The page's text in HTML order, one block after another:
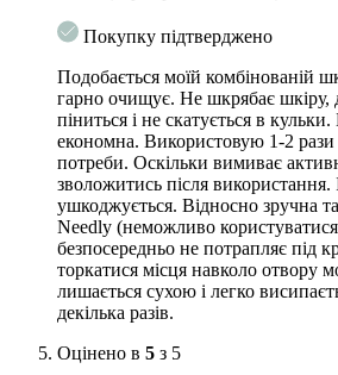
Покупку підтверджено
Подобається моїй комбінованій
гарно очищує. Не шкрябає шкіру,
піниться і не скатується в
економна. Використовую 1-2 рази
потреби. Оскільки вимиває
зволожитись після використання.
ушкоджується. Відносно зручна
Needly (неможливо
безпосередньо не потрапляє під
торкатися місця навколо отвору
лишається сухою і легко
декілька разів.
Оцінено в 5 з 5